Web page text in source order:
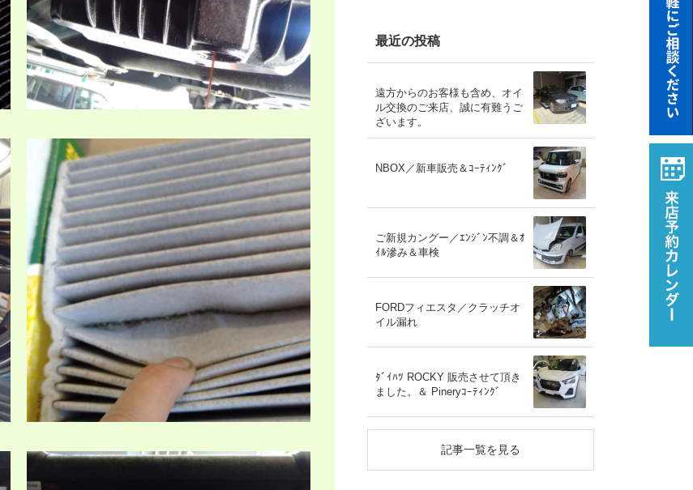
ブ
最近の投稿
遠方からのお客様も含め、オイ
ル交換のご来店、誠に有難うご
ざいます。
NBOX／新車販売＆ｺｰﾃｨﾝｸﾞ
ご新規カングー／ｴﾝｼﾞﾝ不調＆ｵ
ｲﾙ滲み＆車検
FORDフィエスタ／クラッチオ
イル漏れ
ﾀﾞｲﾊﾂ ROCKY 販売させて頂き
ました。＆ Pineryｺｰﾃｨﾝｸﾞ
記事一覧を見る